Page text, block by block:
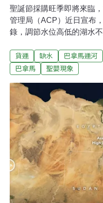
聖誕節採購旺季即將來臨
管理局（ACP）近日宣布
錄，調節水位高低的湖水
18艘，比起正常航運量，
物、液化天然氣、農產運
約80公里，是世界上最繁
球貿易量的3%。一般情
河。但今年雨水短缺，管
管制，包括限制每日航運
河管理局7 月底將每日通
布，11月3日起通行量再降
管理當局請客戶儘早預約
過。
貨運 缺水 巴拿馬運河
巴拿馬
聖嬰現象